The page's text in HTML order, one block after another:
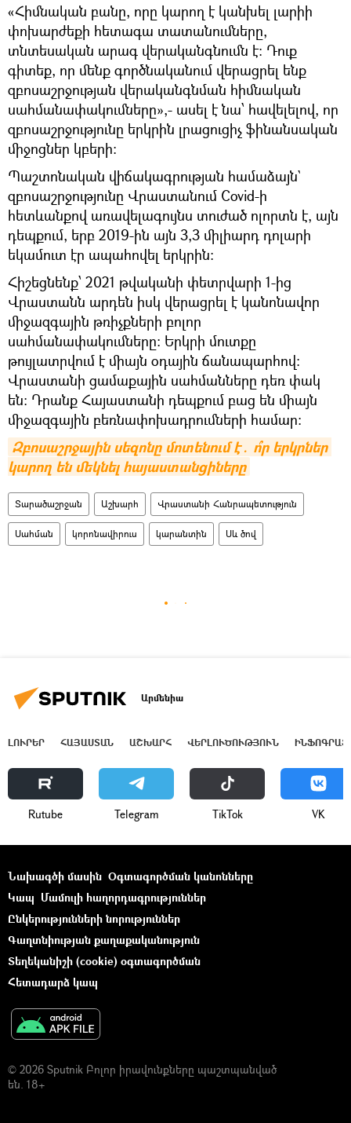
«Հիմնական բանը, որը կարող է կանխել լարիի
փոխարժեքի հետագա տատանումները,
տնտեսական արագ վերականգնումն է: Դուք
գիտեք, որ մենք գործնականում վերացրել ենք
զբոսաշրջության վերականգնման հիմնական
սահմանափակումները»,- ասել է նա՝ հավելելով, որ
զբոսաշրջությունը երկրին լրացուցիչ ֆինանսական
միջոցներ կբերի:
Պաշտոնական վիճակագրության համաձայն`
զբոսաշրջությունը Վրաստանում Covid-ի
հետևանքով առավելագույնս տուժած ոլորտն է, այն
դեպքում, երբ 2019-ին այն 3,3 միլիարդ դոլարի
եկամուտ էր ապահովել երկրին:
Հիշեցնենք՝ 2021 թվականի փետրվարի 1-ից
Վրաստանն արդեն իսկ վերացրել է կանոնավոր
միջազգային թռիչքների բոլոր
սահմանափակումները: Երկրի մուտքը
թույլատրվում է միայն օդային ճանապարհով:
Վրաստանի ցամաքային սահմանները դեռ փակ
են: Դրանք Հայաստանի դեպքում բաց են միայն
միջազգային բեռնափոխադրումների համար:
Զբոսաշրջային սեզոնը մոտենում է․ ո՞ր երկրներ
կարող են մեկնել հայաստանցիները
Տարածաշրջան Աշխարհ Վրաստանի Հանրապետություն
Սահման կորոնավիրուս կարանտին Սև ծով
Արմենիա
ԼՈՒՐԵՐ ՀԱՅԱՍՏԱՆ ԱՇԽԱՐՀ ՎԵՐԼՈՒԾՈՒԹՅՈՒՆ
Rutube Telegram ТikТоk VK
Նախագծի մասին Օգտագործման կանոնները
Կապ Մամուլի հաղորդագրություններ
Ընկերությունների նորություններ
Գաղտնիության քաղաքականություն
Տեղեկանիշի (cookie) օգտագործման
Հետադարձ կապ
© 2026 Sputnik Բոլոր իրավունքները պաշտպանված
են. 18+